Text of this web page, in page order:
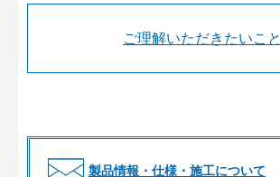
ご理解いただきたいこと
製品情報・仕様・施工について